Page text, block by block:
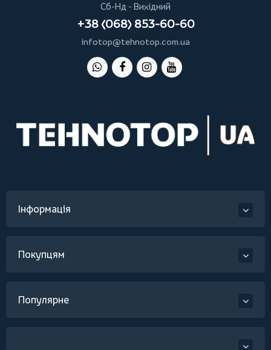
Сб-Нд - Вихідний
+38 (068) 853-60-60
infotop@tehnotop.com.ua
Інформація
Покупцям
Популярне